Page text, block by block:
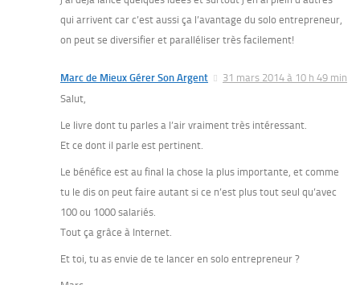
qui arrivent car c’est aussi ça l’avantage du solo entrepreneur,
on peut se diversifier et paralléliser très facilement!
Marc de Mieux Gérer Son Argent
31 mars 2014 à 10 h 49 min
Salut,
Le livre dont tu parles a l’air vraiment très intéressant.
Et ce dont il parle est pertinent.
Le bénéfice est au final la chose la plus importante, et comme
tu le dis on peut faire autant si ce n’est plus tout seul qu’avec
100 ou 1000 salariés.
Tout ça grâce à Internet.
Et toi, tu as envie de te lancer en solo entrepreneur ?